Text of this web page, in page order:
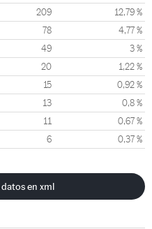
209 12,79 %
78 4,77 %
49 3 %
20 1,22 %
15 0,92 %
13 0,8 %
11 0,67 %
6 0,37 %
en xml